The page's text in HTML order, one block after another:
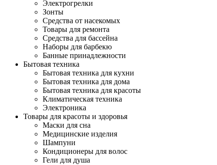
Электрогрелки
Зонты
Средства от насекомых
Товары для ремонта
Средства для бассейна
Наборы для барбекю
Банные принадлежности
Бытовая техника
Бытовая техника для кухни
Бытовая техника для дома
Бытовая техника для красоты
Климатическая техника
Электроника
Товары для красоты и здоровья
Маски для сна
Медицинские изделия
Шампуни
Кондиционеры для волос
Гели для душа